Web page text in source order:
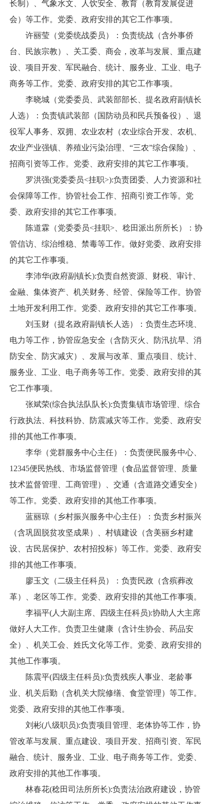
长制）、气象水文、人饮安全、教育（教育发展促进
会）等工作。党委、政府安排的其它工作事项。
许丽莹（党委统战委员）：负责统战（含外事侨
台、民族宗教）、关工委、商会，改革与发展、重点建
设、项目开发、军民融合、统计、服务业、工业、电子
商务等工作。党委、政府安排的其它工作事项。
李晓城（党委委员、武装部部长、提名政府副镇长
人选）：负责镇武装部（国防动员和民兵预备役）、退
役军人事务、双拥、农业农村（农业综合开发、农机、
农业产业强镇、养殖业污染治理、“三农”综合保险）、
招商引资等工作。党委、政府安排的其它工作事项。
罗洪强(党委委员<挂职>):负责团委、人力资源和社
会保障等工作。协管社会工作、招商引资工作等。党
委、政府安排的其它工作事项。
陈道霖（党委委员<挂职>、稔田派出所所长）：协
管信访、综治维稳、禁毒等工作。做好党委、政府安排
的其它工作事项。
李沛华(政府副镇长):负责自然资源、财税、审计、
金融、集体资产、机关财务、经管、保险等工作。协管
土地开发利用工作。党委、政府安排的其它工作事项。
刘玉财（提名政府副镇长人选）：负责生态环境、
电力等工作，协管应急安全（含防灭火、防汛抗旱、消
防安全、防灾减灾）、发展与改革、重点项目、统计、
服务业、工业、电子商务等工作。党委、政府安排的其
它工作事项。
张斌荣(综合执法队队长):负责集镇市场管理、综合
行政执法、科技科协、防震减灾等工作。党委、政府安
排的其他工作事项。
李华（党群服务中心主任）：负责便民服务中心、
12345便民热线、市场监督管理（食品监督管理、质量
技术监督管理、工商管理）、交通（含道路交通安全）
等工作。党委、政府安排的其他工作事项。
蓝丽琼（乡村振兴服务中心主任）：负责乡村振兴
（含巩固脱贫攻坚成果）、村镇建设（含美丽乡村建
设、古民居保护、农村招投标）等工作。党委、政府安
排的其他工作事项。
廖玉文（二级主任科员）：负责民政（含殡葬改
革）、老区等工作。党委、政府安排的其他工作事项。
李福平(人大副主席、四级主任科员):协助人大主席
做好人大工作。负责卫生健康（含计生协会、药品安
全）、机关工会、姓氏文化等工作。党委、政府安排的
其他工作事项。
陈震平(四级主任科员):负责残疾人事业、老龄事
业、机关后勤（含机关大院修缮、食堂管理）等工作。
党委、政府安排的其他工作事项。
刘彬(八级职员):负责项目管理、老体协等工作，协
管改革与发展、重点建设、项目开发、招商引资、军民
融合、统计、服务业、工业、电子商务等工作。党委、
政府安排的其他工作事项。
林春花(稔田司法所所长):负责法治政府建设，协管